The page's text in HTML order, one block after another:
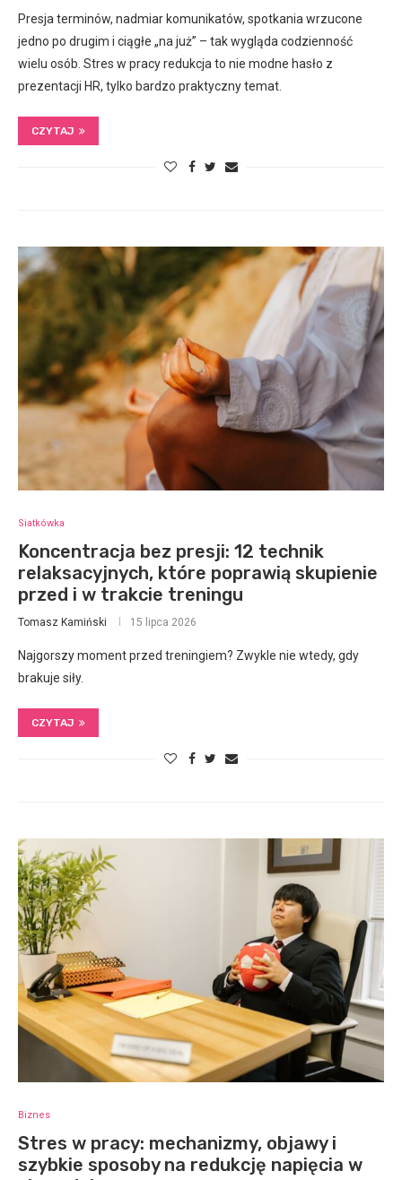
Presja terminów, nadmiar komunikatów, spotkania wrzucone
jedno po drugim i ciągłe „na już” – tak wygląda codzienność
wielu osób. Stres w pracy redukcja to nie modne hasło z
prezentacji HR, tylko bardzo praktyczny temat.
CZYTAJ
Siatkówka
Koncentracja bez presji: 12 technik
relaksacyjnych, które poprawią skupienie
przed i w trakcie treningu
Tomasz Kamiński 15 lipca 2026
Najgorszy moment przed treningiem? Zwykle nie wtedy, gdy
brakuje siły.
CZYTAJ
Biznes
Stres w pracy: mechanizmy, objawy i
szybkie sposoby na redukcję napięcia w